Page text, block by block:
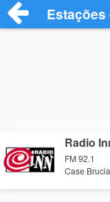
Estações
Radio
FM 92.1
Case